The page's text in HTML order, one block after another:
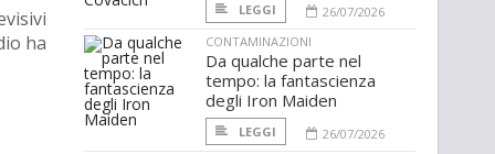
ha
LEGGI
26/07/2026
CONTAMINAZIONI
Da qualche parte nel
tempo: la fantascienza
degli Iron Maiden
LEGGI
26/07/2026